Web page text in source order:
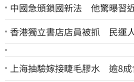
中國急頒鎖國新法 他驚曝習
香港獨立書店店員被抓 民運
上海抽驗嫁接睫毛膠水 逾8